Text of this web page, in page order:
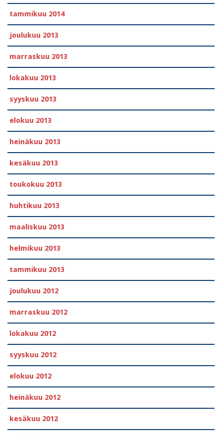
tammikuu 2014
joulukuu 2013
marraskuu 2013
lokakuu 2013
syyskuu 2013
elokuu 2013
heinäkuu 2013
kesäkuu 2013
toukokuu 2013
huhtikuu 2013
maaliskuu 2013
helmikuu 2013
tammikuu 2013
joulukuu 2012
marraskuu 2012
lokakuu 2012
syyskuu 2012
elokuu 2012
heinäkuu 2012
kesäkuu 2012